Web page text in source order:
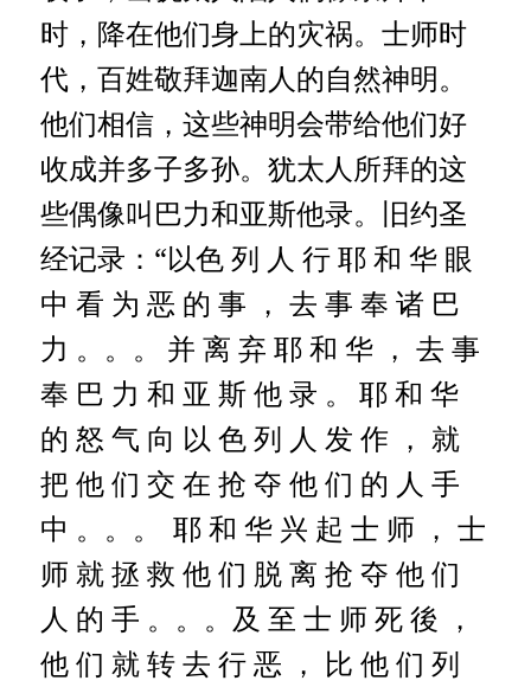
时，降在他们身上的灾祸。士师时
代，百姓敬拜迦南人的自然神明。
他们相信，这些神明会带给他们好
收成并多子多孙。犹太人所拜的这
些偶像叫巴力和亚斯他录。旧约圣
经记录：“以色 列 人 行 耶 和 华 眼
中 看 为 恶 的 事 ， 去 事 奉 诸 巴
力 。。。
并 离 弃 耶 和 华 ， 去 事
奉 巴 力 和 亚 斯 他 录 。
耶 和 华
的 怒 气 向 以 色 列 人 发 作 ， 就
把 他 们 交 在 抢 夺 他 们 的 人 手
中 。。。
耶 和 华 兴 起 士 师 ， 士
师 就 拯 救 他 们 脱 离 抢 夺 他 们
人 的 手 。。。及 至 士 师 死 後 ，
他 们 就 转 去 行 恶 ， 比 他 们 列